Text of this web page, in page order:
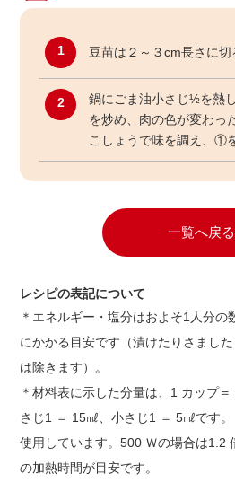
1 豆苗は２～３cm長さに切
2
鍋にごま油小さじ½を熱
を炒め、肉の色が変わっ
こしょうで味を調え、①
一覧へ戻る
レシピの表記について
＊エネルギー・塩分はおよそ1人分の
にかかる目安です（漬けたりさまし
は除きます）。
＊材料表に示した分量は、1 カップ
さじ1 ＝ 15㎖、小さじ1 ＝ 5㎖です
使用しています。500 Ｗの場合は1.2
の加熱時間が目安です。